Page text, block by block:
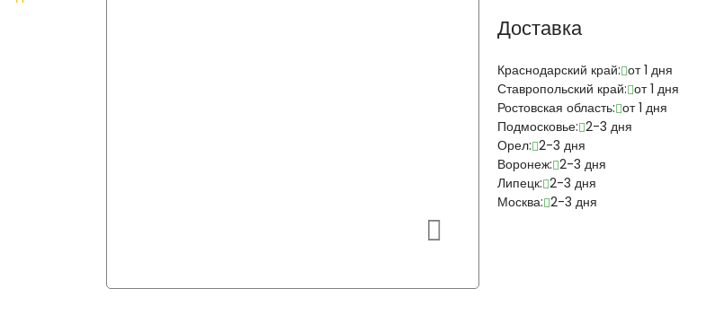
Доставка
Краснодарский край: от 1 дня
Ставропольский край: от 1 дня
Ростовская область: от 1 дня
Подмосковье: 2-3 дня
Орел: 2-3 дня
Воронеж: 2-3 дня
Липецк: 2-3 дня
Москва: 2-3 дня